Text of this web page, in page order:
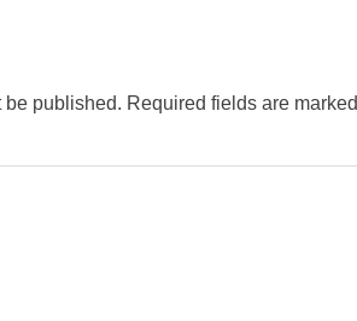
be published. Required fields are marked